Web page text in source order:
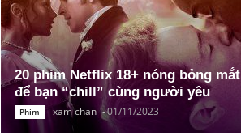
20 phim Netflix 18+ nóng bỏng mắt
để bạn “chill” cùng người yêu
Phim xam chan -01/11/2023